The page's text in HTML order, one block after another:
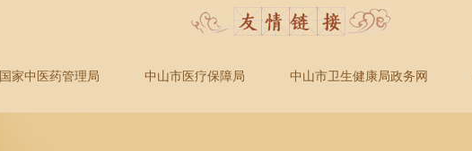
国家中医药管理局 中山市医疗保障局 中山市卫生健康局政务网